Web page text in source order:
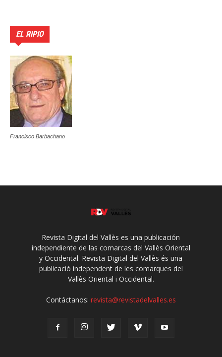
EL RIPIO
Francisco Barbachano
Revista Digital del Vallès es una publicación
independiente de las comarcas del Vallès Oriental
y Occidental. Revista Digital del Vallès és una
publicació independent de les comarques del
Vallès Oriental i Occidental.
Contáctanos: revista@revistadelvalles.es